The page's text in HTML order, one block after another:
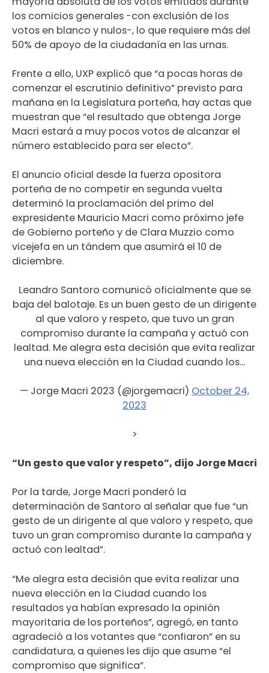
los comicios generales -con exclusión de los
votos en blanco y nulos-, lo que requiere más del
50% de apoyo de la ciudadanía en las urnas.
Frente a ello, UXP explicó que “a pocas horas de
comenzar el escrutinio definitivo” previsto para
mañana en la Legislatura porteña, hay actas que
muestran que “el resultado que obtenga Jorge
Macri estará a muy pocos votos de alcanzar el
número establecido para ser electo”.
El anuncio oficial desde la fuerza opositora
porteña de no competir en segunda vuelta
determinó la proclamación del primo del
expresidente Mauricio Macri como próximo jefe
de Gobierno porteño y de Clara Muzzio como
vicejefa en un tándem que asumirá el 10 de
diciembre.
Leandro Santoro comunicó oficialmente que se
baja del balotaje. Es un buen gesto de un dirigente
al que valoro y respeto, que tuvo un gran
compromiso durante la campaña y actuó con
lealtad. Me alegra esta decisión que evita realizar
una nueva elección en la Ciudad cuando los…
— Jorge Macri 2023 (@jorgemacri) October 24,
2023
>
“Un gesto que valor y respeto”, dijo Jorge Macri
Por la tarde, Jorge Macri ponderó la
determinación de Santoro al señalar que fue “un
gesto de un dirigente al que valoro y respeto, que
tuvo un gran compromiso durante la campaña y
actuó con lealtad”.
“Me alegra esta decisión que evita realizar una
nueva elección en la Ciudad cuando los
resultados ya habían expresado la opinión
mayoritaria de los porteños”, agregó, en tanto
agradeció a los votantes que “confiaron” en su
candidatura, a quienes les dijo que asume “el
compromiso que significa”.